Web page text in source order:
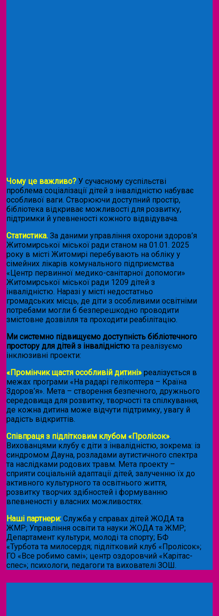
Чому це важливо? У сучасному суспільстві
проблема соціалізації дітей з інвалідністю набуває
особливої ваги. Створюючи доступний простір,
бібліотека відкриває можливості для розвитку,
підтримки й упевненості кожного відвідувача.
Статистика. За даними управління охорони здоров’я
Житомирської міської ради станом на 01.01. 2025
року в місті Житомирі перебувають на обліку у
сімейних лікарів комунального підприємства
«Центр первинної медико-санітарної допомоги»
Житомирської міської ради 1209 дітей з
інвалідністю. Наразі у місті недостатньо
громадських місць, де діти з особливими освітніми
потребами могли б безперешкодно проводити
змістовне дозвілля та проходити реабілітацію.
Ми системно підвищуємо доступність бібліотечного
простору для дітей з інвалідністю та реалізуємо
інклюзивні проекти:
«Промінчик щастя особливій дитині» реалізується в
межах програми «На радарі гелікоптера – Країна
Здоров’я». Мета – створення безпечного, дружнього
середовища для розвитку, творчості та спілкування,
де кожна дитина може відчути підтримку, увагу й
радість відкриттів.
Співпраця з підлітковим клубом «Пролісок».
Вихованцями клубу є діти з інвалідністю, зокрема: із
синдромом Дауна, розладами аутистичного спектра
та наслідками родових травм. Мета проекту –
сприяти соціальній адаптації дітей, залученню їх до
активного культурного та освітнього життя,
розвитку творчих здібностей і формуванню
впевненості у власних можливостях.
Наші партнери: Служба у справах дітей ЖОДА та
ЖМР; Управління освіти та науки ЖОДА та ЖМР;
Департамент культури, молоді та спорту; БФ
«Турбота та милосердя; підлітковий клуб «Пролісок»;
ГО «Все робимо самі»; центр оздоровчий «Карітас-
спес»; психологи, педагоги та вихователі ЗОШ.